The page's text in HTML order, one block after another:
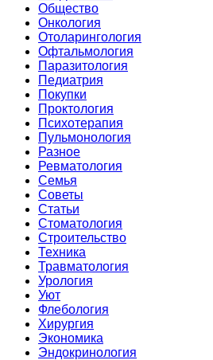
Общество
Онкология
Отоларингология
Офтальмология
Паразитология
Педиатрия
Покупки
Проктология
Психотерапия
Пульмонология
Разное
Ревматология
Семья
Советы
Статьи
Стоматология
Строительство
Техника
Травматология
Урология
Уют
Флебология
Хирургия
Экономика
Эндокринология